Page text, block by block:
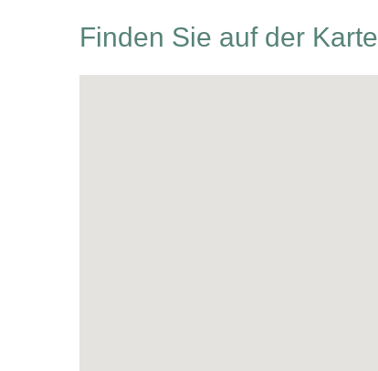
Finden Sie auf der Karte